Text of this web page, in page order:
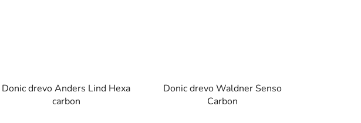
Donic drevo Anders Lind Hexa
carbon
Donic drevo Waldner Senso
Carbon